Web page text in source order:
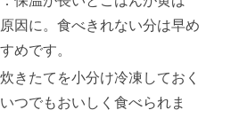
因に。食べきれない分は早め
めです。
炊きたてを小分け冷凍しておく
つでもおいしく食べられま